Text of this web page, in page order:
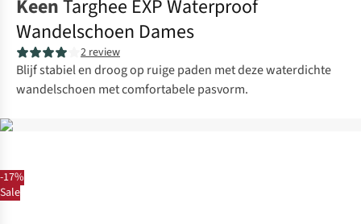
-17%
Sale
KeenTarghee EXP Waterproof
Wandelschoen Dames
2 review
Blijf stabiel en droog op ruige paden met deze waterdichte
wandelschoen met comfortabele pasvorm.